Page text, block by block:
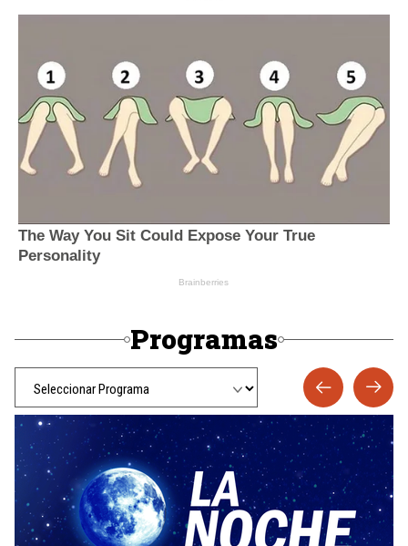
Programas